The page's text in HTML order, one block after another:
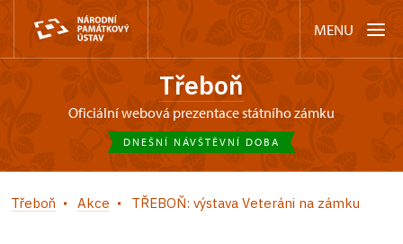
MENU
Třeboň
oficiální webová prezentace státního zámku
DNEŠNÍ NÁVŠTĚVNÍ DOBA
Třeboň Akce TŘEBOŇ: výstava Veteráni na zámku